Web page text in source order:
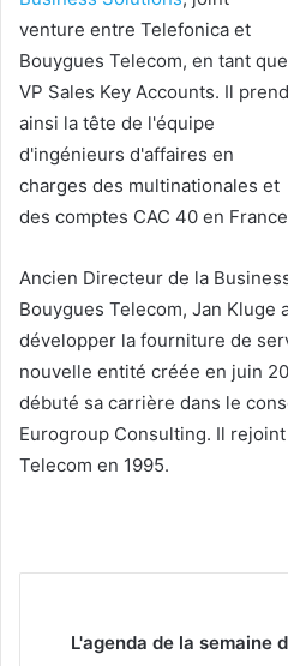
venture entre Telefonica et
Bouygues Telecom, en tant que
VP Sales Key Accounts. Il prend
ainsi la tête de l'équipe
d'ingénieurs d'affaires en
charges des multinationales et
des comptes CAC 40 en
Ancien Directeur de la
Bouygues Telecom, Jan Kluge
développer la fourniture de
nouvelle entité créée en juin
débuté sa carrière dans le
Eurogroup Consulting. Il
Telecom en 1995.
L'agenda de la semaine